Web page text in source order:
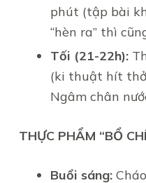
phút (tập bài
“hèn ra” thì
Tối (21-22h):
(ki thuật hít
Ngâm chân
THỰC PHẨM “BỔ
Buổi sáng: